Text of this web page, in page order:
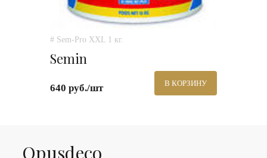
# Sem-Pro XXL 1 кг.
Semin
640 руб./шт В КОРЗИНУ
Оpusdeco